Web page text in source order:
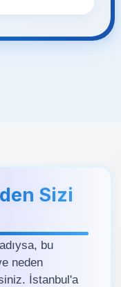
Sizi
bu
neden
İstanbul'a